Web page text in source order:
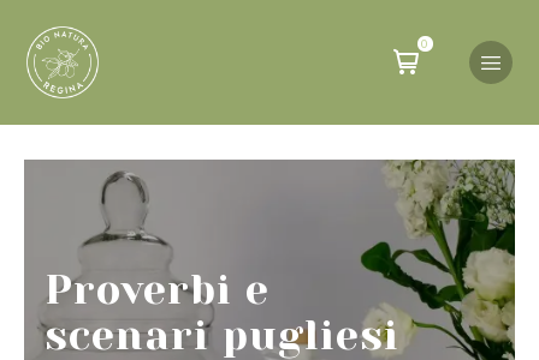
0
Proverbi e
scenari pugliesi